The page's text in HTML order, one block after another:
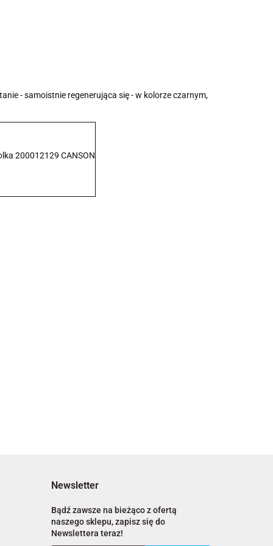
- samoistnie regenerująca się - w kolorze czarnym,
200012129 CANSON
Newsletter
Bądź zawsze na bieżąco z ofertą
naszego sklepu, zapisz się do
Newslettera teraz!